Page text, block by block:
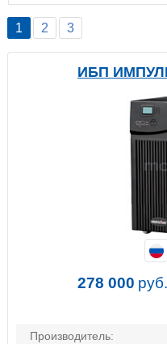
1 2 3
ИБП
Производитель:
278 000 руб.